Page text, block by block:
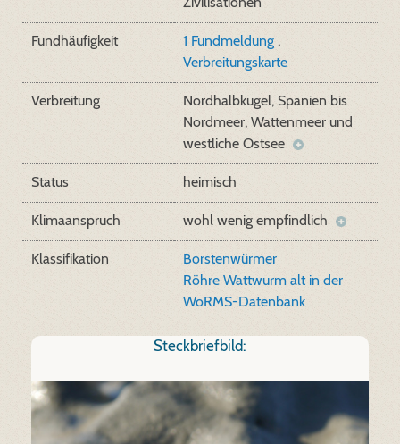
Fundhäufigkeit 1 Fundmeldung ,
Verbreitungskarte
Verbreitung
Nordhalbkugel, Spanien bis
Nordmeer, Wattenmeer und
westliche Ostsee
Status heimisch
Klimaanspruch wohl wenig empfindlich
Klassifikation
Borstenwürmer
Röhre Wattwurm alt in der
WoRMS-Datenbank
Steckbriefbild: